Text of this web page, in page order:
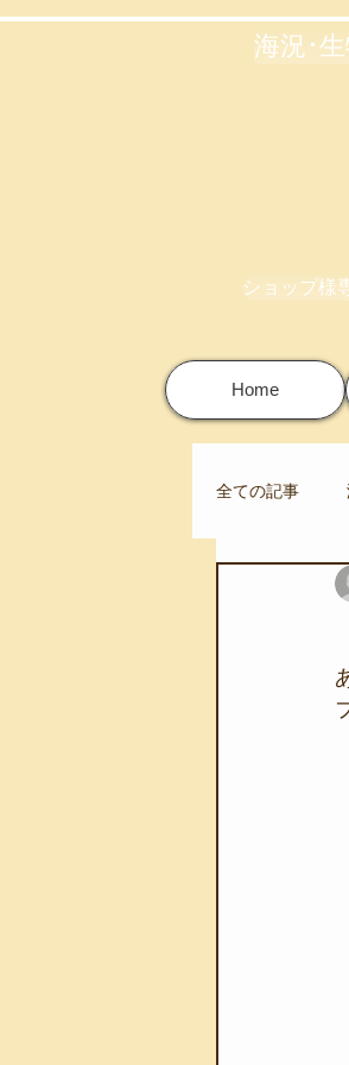
海況･
ショップ様
Home
全ての記事
スノーケ